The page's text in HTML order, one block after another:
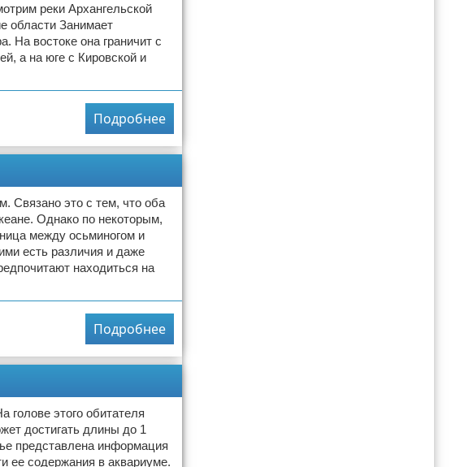
реки Архангельской
области Занимает
На востоке она граничит с
а на юге с Кировской и
Подробнее
Связано это с тем, что оба
Однако по некоторым,
между осьминогом и
есть различия и даже
находиться на
Подробнее
голове этого обитателя
достигать длины до 1
представлена информация
ее содержания в аквариуме.